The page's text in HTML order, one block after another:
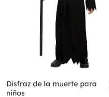
Disfraz de la muerte para
niños